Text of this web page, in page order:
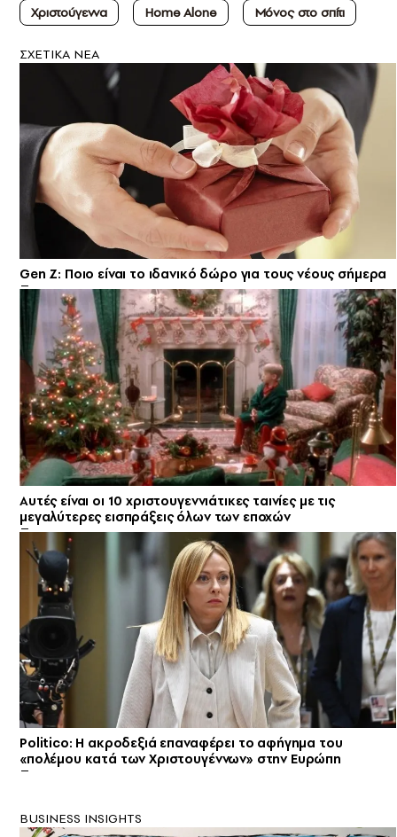
Χριστούγεννα
Home Alone Μόνος στο σπίτι
ΣXETIKA NEA
Gen Z: Ποιο είναι το ιδανικό δώρο για τους νέους σήμερα
Αυτές είναι οι 10 χριστουγεννιάτικες ταινίες με τις
μεγαλύτερες εισπράξεις όλων των εποχών
Politico: Η ακροδεξιά επαναφέρει το αφήγημα του
«πολέμου κατά των Χριστουγέννων» στην Ευρώπη
BUSINESS INSIGHTS